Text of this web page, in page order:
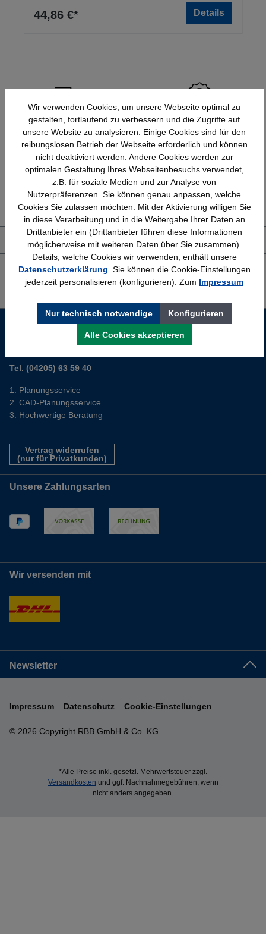
44,86 €* Details
Schnelle Lieferung
Bundesweit
Topmarken
Faire Preise
Bewährt seit 1958
Kostenlose Beratung
(04205) 635940
Über uns
Shop Service
Service-Hotline
Sie planen ein neues Büro? Wir helfen Ihnen kostenlos dabei.
Tel. (04205) 63 59 40
Planungsservice
CAD-Planungsservice
Hochwertige Beratung
Vertrag widerrufen
(nur für Privatkunden)
Unsere Zahlungsarten
Wir versenden mit
Newsletter
© 2026 Copyright RBB GmbH & Co. KG
Impressum Datenschutz Cookie-Einstellungen
*Alle Preise inkl. gesetzl. Mehrwertsteuer zzgl.
Versandkosten und ggf. Nachnahmegebühren, wenn
nicht anders angegeben.
Wir verwenden Cookies, um unsere Webseite optimal zu
gestalten, fortlaufend zu verbessern und die Zugriffe auf
unsere Website zu analysieren. Einige Cookies sind für den
reibungslosen Betrieb der Webseite erforderlich und können
nicht deaktiviert werden. Andere Cookies werden zur
optimalen Gestaltung Ihres Webseitenbesuchs verwendet,
z.B. für soziale Medien und zur Analyse von
Nutzerpräferenzen. Sie können genau anpassen, welche
Cookies Sie zulassen möchten. Mit der Aktivierung willigen Sie
in diese Verarbeitung und in die Weitergabe Ihrer Daten an
Drittanbieter ein (Drittanbieter führen diese Informationen
möglicherweise mit weiteren Daten über Sie zusammen).
Details, welche Cookies wir verwenden, enthält unsere
Datenschutzerklärung . Sie können die Cookie-Einstellungen
jederzeit personalisieren (konfigurieren). Zum Impressum
Nur technisch notwendige Konfigurieren
Alle Cookies akzeptieren